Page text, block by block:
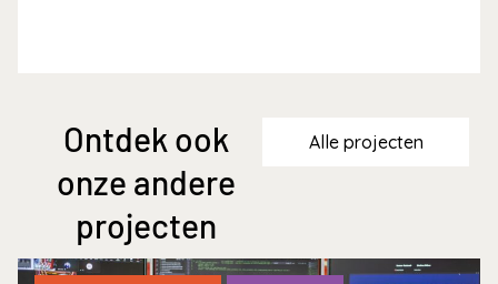
Ontdek ook
onze andere
projecten
Alle projecten